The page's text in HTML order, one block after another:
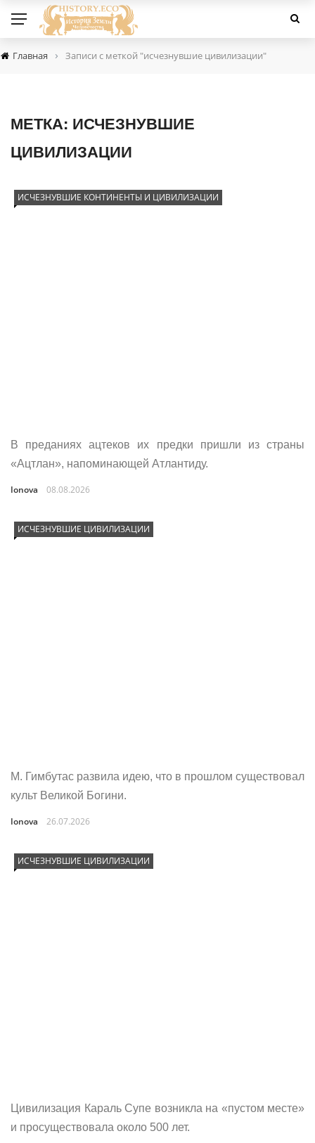
Главная › Записи с меткой "исчезнувшие цивилизации"
МЕТКА: ИСЧЕЗНУВШИЕ
ЦИВИЛИЗАЦИИ
ИСЧЕЗНУВШИЕ КОНТИНЕНТЫ И ЦИВИЛИЗАЦИИ
В преданиях ацтеков их предки пришли из страны
«Ацтлан», напоминающей Атлантиду.
Ionova 08.08.2026
ИСЧЕЗНУВШИЕ ЦИВИЛИЗАЦИИ
М. Гимбутас развила идею, что в прошлом существовал
культ Великой Богини.
Ionova 26.07.2026
ИСЧЕЗНУВШИЕ ЦИВИЛИЗАЦИИ
Цивилизация Караль Супе возникла на «пустом месте»
и просуществовала около 500 лет.